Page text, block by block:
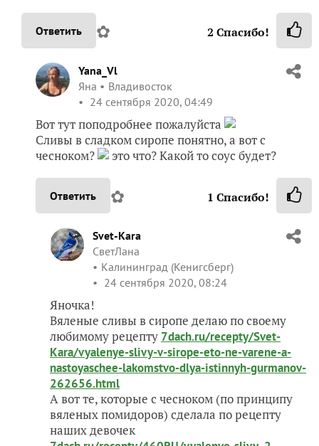
Ответить ✿ 2 Спасибо!
Yana_Vl
Яна
Владивосток
24 сентября 2020, 04:49
Вот тут поподробнее пожалуйста
Сливы в сладком сиропе понятно, а вот с
чесноком?
это что? Какой то соус будет?
Ответить ✿ 1 Спасибо!
Svet-Kara
СветЛана
Калининград (Кенигсберг)
24 сентября 2020, 08:24
Яночка!
Вяленые сливы в сиропе делаю по своему
любимому рецепту 7dach.ru/recepty/Svet-
Kara/vyalenye-slivy-v-sirope-eto-ne-varene-a-
nastoyaschee-lakomstvo-dlya-istinnyh-gurmanov-
262656.html
А вот те, которые с чесноком (по принципу
вяленых помидоров) сделала по рецепту
наших девочек